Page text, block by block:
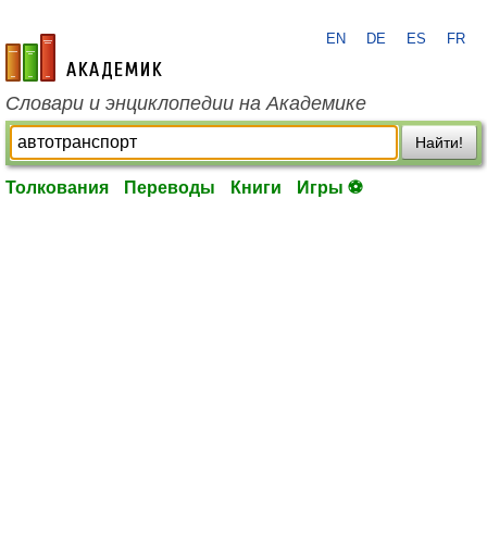
academic.ru
EN DE ES FR
Словари и энциклопедии на Академике
Найти!
Толкования Переводы Книги Игры ⚽